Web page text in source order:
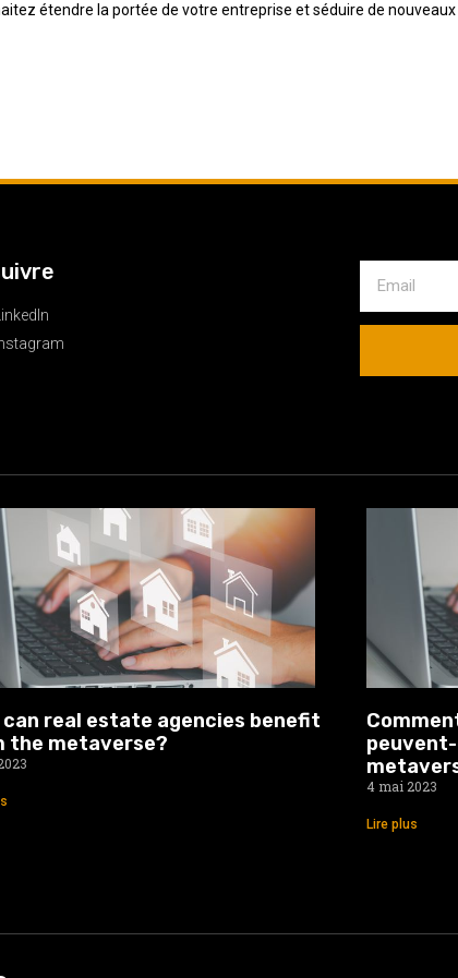
étendre la portée de votre entreprise et séduire de nouveaux
LinkedIn
can real estate agencies benefit
the metaverse?
4 mai 2023
Lire plus